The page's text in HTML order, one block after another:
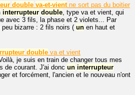
double va-et-vient ne sort pas du boitier
interrupteur double , type va et vient, qui
avec 3 fils, la phase et 2 violets... Par
peu bizarre : 2 fils noirs ( un en haut et
double va et vient
je suis en train de changer tous mes
de courant. J'ai donc un interrupteur
et forcément, l'ancien et le nouveau n'ont